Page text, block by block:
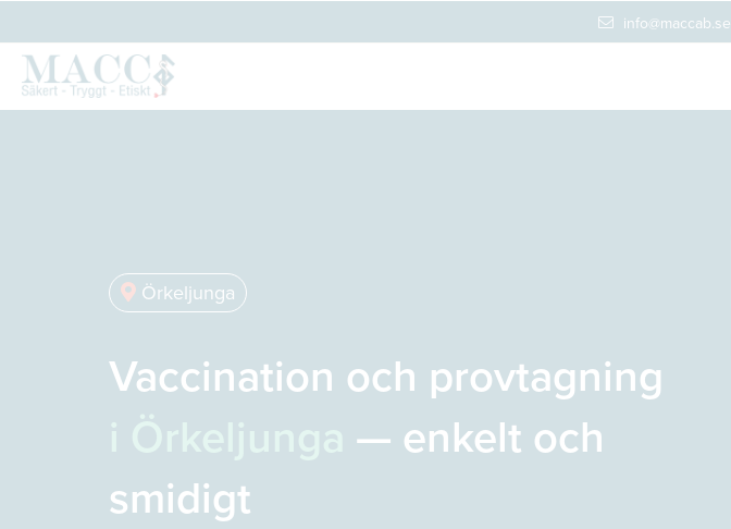
info@maccab.se
Örkeljunga
Vaccination och provtagning
— enkelt och
smidigt